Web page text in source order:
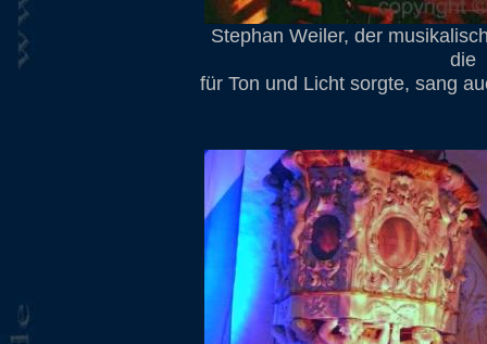
Stephan Weiler, der
die
für Ton und Licht sorgte, sang